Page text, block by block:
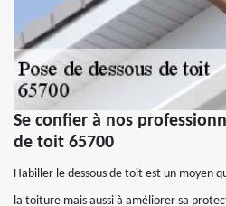
Se confier à nos
de toit 65700
Habiller le dessous de toit est un moyen
la toiture mais aussi à améliorer sa